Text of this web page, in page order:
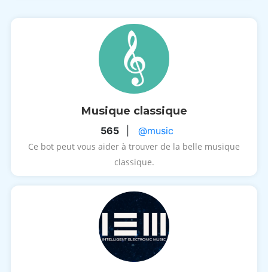
Musique classique
565 @music
Ce bot peut vous aider à trouver de la belle musique
classique.